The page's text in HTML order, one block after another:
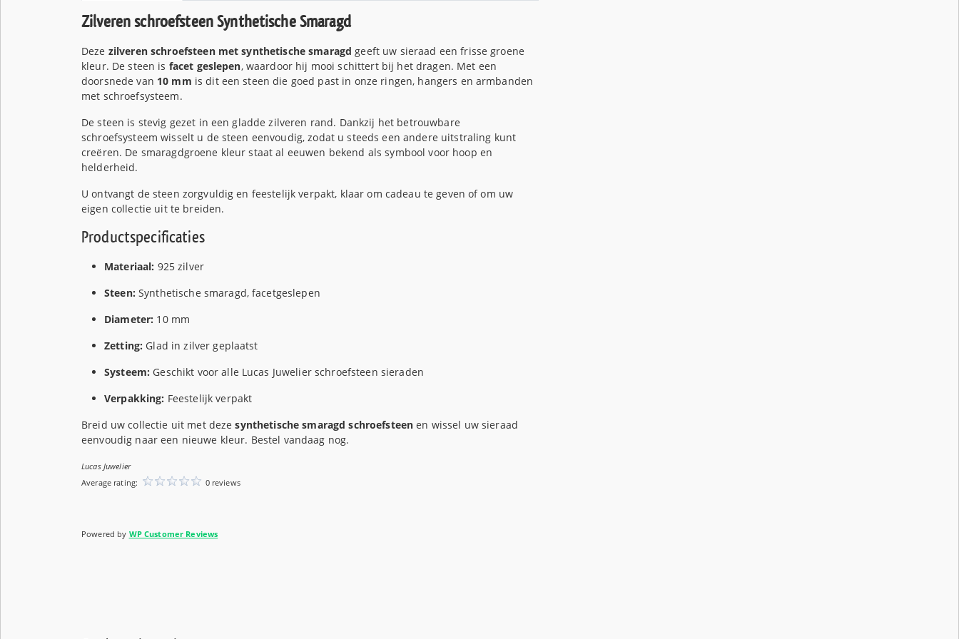
Zilveren schroefsteen Synthetische Smaragd
Deze zilveren schroefsteen met synthetische smaragd geeft uw sieraad een frisse groene
kleur. De steen is facet geslepen, waardoor hij mooi schittert bij het dragen. Met een
doorsnede van 10 mm is dit een steen die goed past in onze ringen, hangers en armbanden
met schroefsysteem.
De steen is stevig gezet in een gladde zilveren rand. Dankzij het betrouwbare
schroefsysteem wisselt u de steen eenvoudig, zodat u steeds een andere uitstraling kunt
creëren. De smaragdgroene kleur staat al eeuwen bekend als symbool voor hoop en
helderheid.
U ontvangt de steen zorgvuldig en feestelijk verpakt, klaar om cadeau te geven of om uw
eigen collectie uit te breiden.
Productspecificaties
Materiaal: 925 zilver
Steen: Synthetische smaragd, facetgeslepen
Diameter: 10 mm
Zetting: Glad in zilver geplaatst
Systeem: Geschikt voor alle Lucas Juwelier schroefsteen sieraden
Verpakking: Feestelijk verpakt
Breid uw collectie uit met dezesynthetische smaragd schroefsteen en wissel uw sieraad
eenvoudig naar een nieuwe kleur. Bestel vandaag nog.
Lucas Juwelier
Average rating:
0 reviews
Powered by WP Customer Reviews